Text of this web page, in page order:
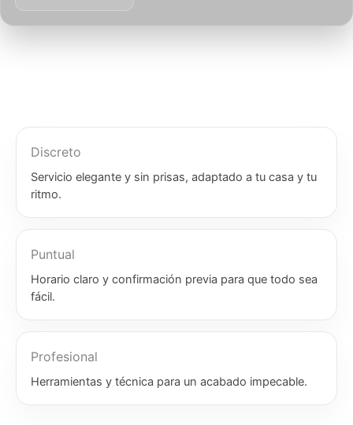
Discreto
Servicio elegante y sin prisas, adaptado a tu casa y tu
ritmo.
Puntual
Horario claro y confirmación previa para que todo sea
fácil.
Profesional
Herramientas y técnica para un acabado impecable.